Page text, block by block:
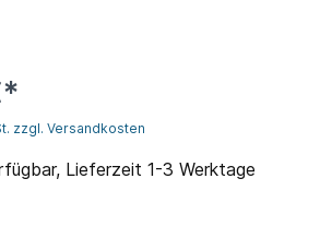
Polo-Shirts Tauben
zzgl. Versandkosten
Lieferzeit 1-3 Werktage